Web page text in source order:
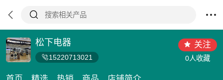
松下电器
15220713021
关注
0人收藏